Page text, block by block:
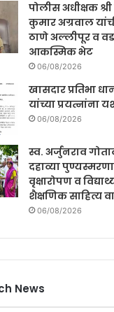
पोलीस अधीक्षक
कुमार अग्रवाल
ठाणे अल्लीपूर व
आकस्मिक भेट
06/08/2026
खासदार प्रतिभा
यांच्या प्रयत्नांना
06/08/2026
स्व. अर्जुनराव
दहाव्या
वृक्षारोपण व
शैक्षणिक साहित्य
06/08/2026
News